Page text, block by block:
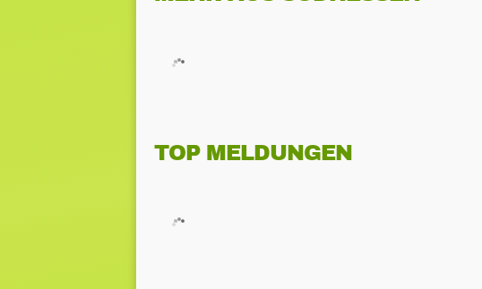
TOP MELDUNGEN